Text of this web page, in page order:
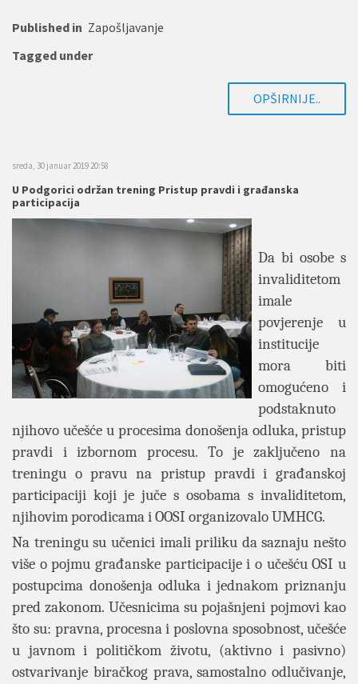
Published in Zapošljavanje
Tagged under
OPŠIRNIJE..
sreda, 30 januar 2019 20:58
U Podgorici održan trening Pristup pravdi i građanska
participacija
Da bi osobe s
invaliditetom
imale
povjerenje u
institucije
mora biti
omogućeno i
podstaknuto
njihovo učešće u procesima donošenja odluka, pristup
pravdi i izbornom procesu. To je zaključeno na
treningu o pravu na pristup pravdi i građanskoj
participaciji koji je juče s osobama s invaliditetom,
njihovim porodicama i OOSI organizovalo UMHCG.
Na treningu su učenici imali priliku da saznaju nešto
više o pojmu građanske participacije i o učešću OSI u
postupcima donošenja odluka i jednakom priznanju
pred zakonom. Učesnicima su pojašnjeni pojmovi kao
što su: pravna, procesna i poslovna sposobnost, učešće
u javnom i političkom životu, (aktivno i pasivno)
ostvarivanje biračkog prava, samostalno odlučivanje,